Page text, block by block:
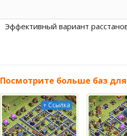
Эффективный вариант
Посмотрите больше баз
+ Ссылка